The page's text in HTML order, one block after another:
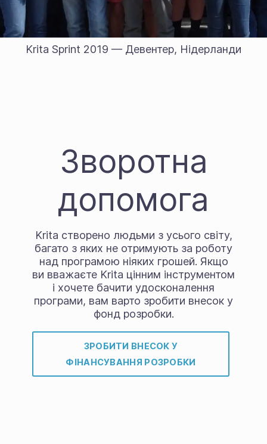
Krita Sprint 2019 — Девентер, Нідерланди
Зворотна
допомога
Krita створено людьми з усього світу,
багато з яких не отримують за роботу
над програмою ніяких грошей. Якщо
ви вважаєте Krita цінним інструментом
і хочете бачити удосконалення
програми, вам варто зробити внесок у
фонд розробки.
ЗРОБИТИ ВНЕСОК У
ФІНАНСУВАННЯ РОЗРОБКИ